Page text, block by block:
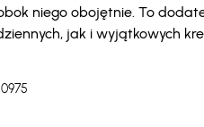
niego obojętnie. To
jak i wyjątkowych